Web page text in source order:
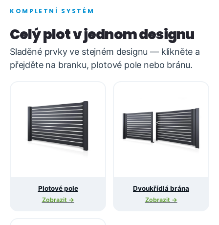
KOMPLETNÍ SYSTÉM
Celý plot v jednom designu
Sladěné prvky ve stejném designu — klikněte a
přejděte na branku, plotové pole nebo bránu.
Plotové pole
Zobrazit →
Dvoukřídlá brána
Zobrazit →